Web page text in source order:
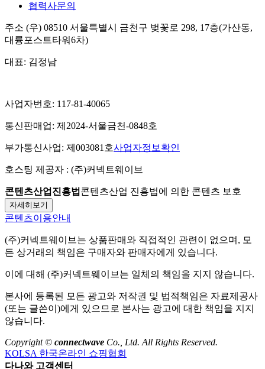
협력사문의
주소 (우) 08510 서울특별시 금천구 벚꽃로 298, 17층(가산동,
대륭포스트타워6차)
대표: 김정남
사업자번호: 117-81-40065
통신판매업: 제2024-서울금천-0848호
부가통신사업: 제003081호사업자정보확인
호스팅 제공자 : (주)커넥트웨이브
콘텐츠산업진흥법 콘텐츠산업 진흥법에 의한 콘텐츠 보호
자세히보기
콘텐츠이용안내
(주)커넥트웨이브 는 상품판매와 직접적인 관련이 없으며, 모
든 상거래의 책임은 구매자와 판매자에게 있습니다.
이에 대해 (주)커넥트웨이브 는 일체의 책임을 지지 않습니다.
본사에 등록된 모든 광고와 저작권 및 법적책임은 자료제공사
(또는 글쓴이)에게 있으므로 본사는 광고에 대한 책임을 지지
않습니다.
Copyright © connectwave Co., Ltd. All Rights Reserved.
KOLSA 한국온라인 쇼핑협회
다나와 고객센터